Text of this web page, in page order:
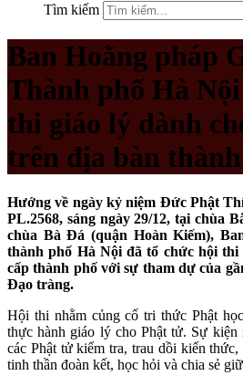
Tìm kiếm
Ban Hoằng pháp
Thành phố Hà
thi giáo lý dành
trên địa bàn
Hướng về ngày kỷ niệm Đức Phật
PL.2568, sáng ngày 29/12, tại chùa
chùa Bà Đá (quận Hoàn Kiếm),
thành phố Hà Nội đã tổ chức hội
cấp thành phố với sự tham dự của
Đạo tràng.
Hội thi nhằm củng cố tri thức Phật
thực hành giáo lý cho Phật tử. Sự
các Phật tử kiểm tra, trau dồi kiến
tinh thần đoàn kết, học hỏi và chia sẻ